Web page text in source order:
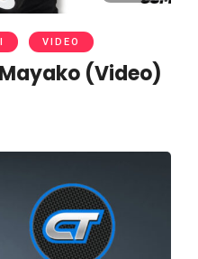
VIDEO
(Video)